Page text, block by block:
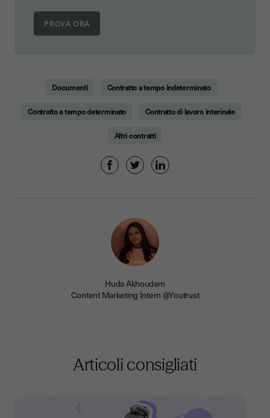
PROVA ORA
Documenti Contratto a tempo indeterminato
Contratto a tempo determinato Contratto di lavoro interinale
Altri contratti
Huda Akhoudam
Content Marketing Intern @Youtrust
Articoli consigliati